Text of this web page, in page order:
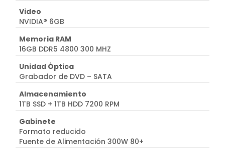
Video
NVIDIA® 6GB
Memoria RAM
16GB DDR5 4800 300 MHZ
Unidad Óptica
Grabador de DVD – SATA
Almacenamiento
1TB SSD + 1TB HDD 7200 RPM
Gabinete
Formato reducido
Fuente de Alimentación 300W 80+